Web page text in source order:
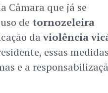
Câmara que já se
de tornozeleira
daviolência
essas medidas
e a